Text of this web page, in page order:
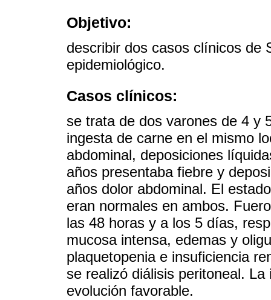
Objetivo:
describir dos casos clínicos de
epidemiológico.
Casos clínicos:
se trata de dos varones de 4 y
ingesta de carne en el mismo
abdominal, deposiciones
años presentaba fiebre y
años dolor abdominal. El
eran normales en ambos.
las 48 horas y a los 5 días,
mucosa intensa, edemas y
plaquetopenia e insuficiencia
se realizó diálisis peritoneal.
evolución favorable.